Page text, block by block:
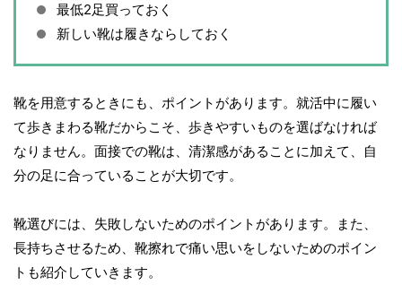
最低2足買っておく
新しい靴は履きならしておく
靴を用意するときにも、ポイントがあります。就活中に履い
て歩きまわる靴だからこそ、歩きやすいものを選ばなければ
なりません。面接での靴は、清潔感があることに加えて、自
分の足に合っていることが大切です。
靴選びには、失敗しないためのポイントがあります。また、
長持ちさせるため、靴擦れで痛い思いをしないためのポイン
トも紹介していきます。